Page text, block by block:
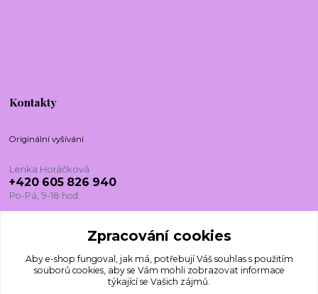
Kontakty
Originální vyšívání
Lenka Horáčková
+420 605 826 940
Po-Pá, 9-18 hod.
lenkadesign@centrum.cz
Zpracování cookies
Aby e-shop fungoval, jak má, potřebují Váš souhlass použitím
souborů cookies, aby se Vám mohli zobrazovat informace
týkající se Vašich zájmů.